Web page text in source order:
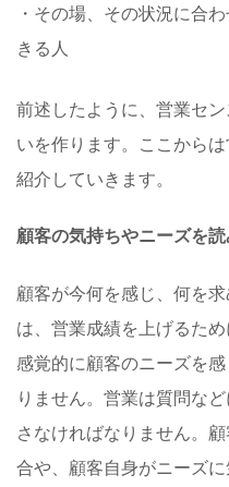
・その場、その状況に合
きる人
前述したように、営業セ
いを作ります。ここから
紹介していきます。
顧客の気持ちやニーズを
顧客が今何を感じ、何を
は、営業成績を上げるた
感覚的に顧客のニーズを
りません。営業は質問な
さなければなりません。
合や、顧客自身がニーズ